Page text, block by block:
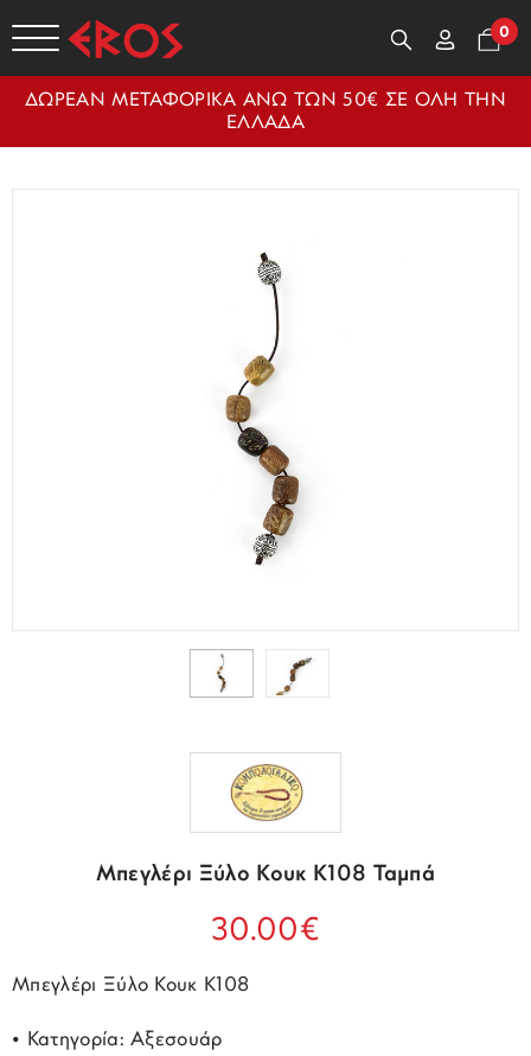
0
ΔΩΡΕΑΝ ΜΕΤΑΦΟΡΙΚΑ ΑΝΩ ΤΩΝ 50€ ΣΕ ΟΛΗ ΤΗΝ
ΕΛΛΑΔΑ
Μπεγλέρι Ξύλο Κουκ K108 Ταμπά
30.00€
Μπεγλέρι Ξύλο Κουκ K108
• Κατηγορία: Αξεσουάρ